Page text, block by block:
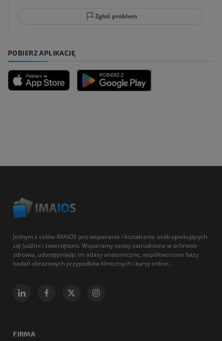
Zgłoś problem
POBIERZ APLIKACJĘ
Jednym z celów IMAIOS jest wspieranie i kształcenie osób opiekujących
się ludźmi i zwierzętami. Wspieramy osoby zatrudnione w ochronie
zdrowia, udostępniając im atlasy anatomiczne, współtworzone bazy
badań obrazowych przypadków klinicznych i kursy online...
FIRMA